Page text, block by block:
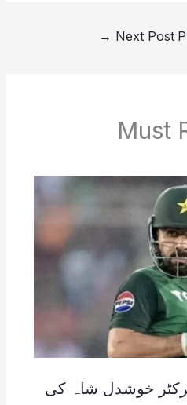
Next Post
→
Must
خوشدل شاہ کی